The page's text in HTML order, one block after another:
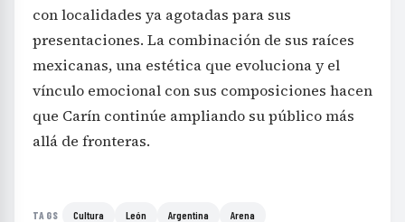
con localidades ya agotadas para sus
presentaciones. La combinación de sus raíces
mexicanas, una estética que evoluciona y el
vínculo emocional con sus composiciones hacen
que Carín continúe ampliando su público más
allá de fronteras.
TAGS Cultura León Argentina Arena